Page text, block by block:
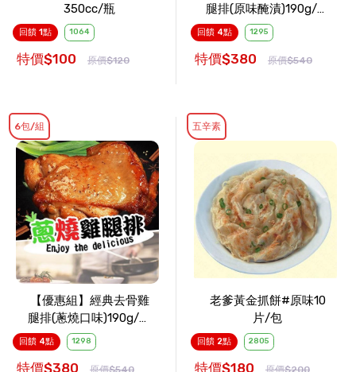
350cc/瓶
回饋 1點 1064
特價$100 原價$120
腿排(原味醃漬)190g/包
x6包
回饋 4點 1295
特價$380 原價$540
【優惠組】經典去骨雞
腿排(蔥燒口味)190g/包
x6包
回饋 4點 1298
特價$380 原價$540
6包/組
老爹黃金抓餅#原味10
片/包
回饋 2點 2805
特價$180 原價$200
五辛素